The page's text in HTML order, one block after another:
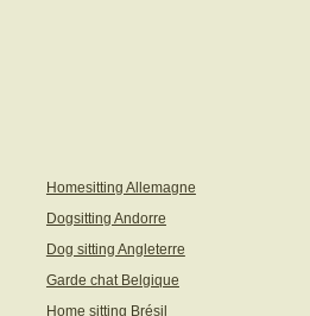
Homesitting Allemagne
Dogsitting Andorre
Dog sitting Angleterre
Garde chat Belgique
Home sitting Brésil